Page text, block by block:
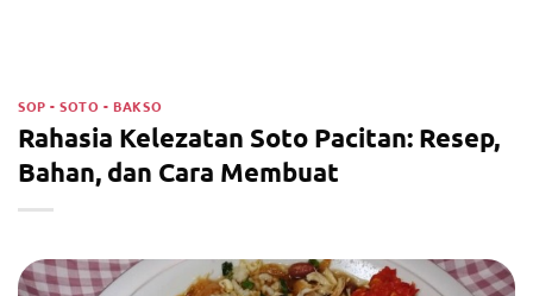
SOP - SOTO - BAKSO
Rahasia Kelezatan Soto Pacitan: Resep,
Bahan, dan Cara Membuat